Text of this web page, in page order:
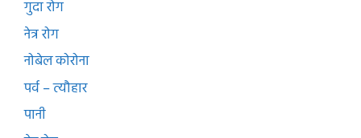
गुदा रोग
नेत्र रोग
नोबेल कोरोना
पर्व – त्यौहार
पानी